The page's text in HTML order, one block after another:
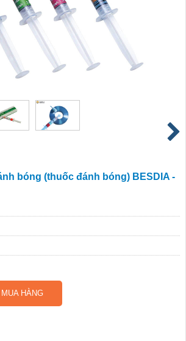
bóng (thuốc đánh bóng) BESDIA -
HÀNG